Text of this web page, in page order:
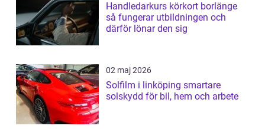
Handledarkurs körkort borlänge
så fungerar utbildningen och
därför lönar den sig
02 maj 2026
Solfilm i linköping smartare
solskydd för bil, hem och arbete